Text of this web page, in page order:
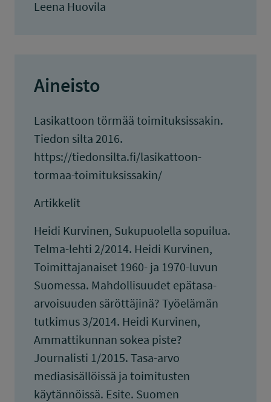
Leena Huovila
Aineisto
Lasikattoon törmää toimituksissakin.
Tiedon silta 2016.
https://tiedonsilta.fi/lasikattoon-
tormaa-toimituksissakin/
Artikkelit
Heidi Kurvinen, Sukupuolella sopuilua.
Telma-lehti 2/2014. Heidi Kurvinen,
Toimittajanaiset 1960- ja 1970-luvun
Suomessa. Mahdollisuudet epätasa-
arvoisuuden säröttäjinä? Työelämän
tutkimus 3/2014. Heidi Kurvinen,
Ammattikunnan sokea piste?
Journalisti 1/2015. Tasa-arvo
mediasisällöissä ja toimitusten
käytännöissä. Esite. Suomen